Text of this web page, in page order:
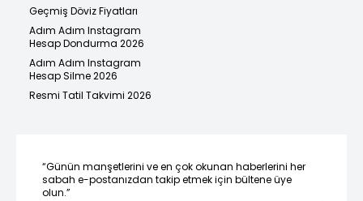
Geçmiş Döviz Fiyatları
Adım Adım Instagram
Hesap Dondurma 2026
Adım Adım Instagram
Hesap Silme 2026
Resmi Tatil Takvimi 2026
“Günün manşetlerini ve en çok okunan haberlerini her
sabah e-postanızdan takip etmek için bültene üye
olun.”